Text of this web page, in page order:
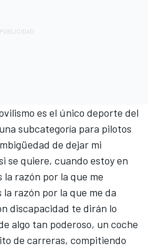
es el único deporte del
subcategoría para pilotos
de dejar mi
se quiere, cuando estoy en
razón por la que me
razón por la que me da
discapacidad te dirán lo
algo tan poderoso, un coche
de carreras, compitiendo